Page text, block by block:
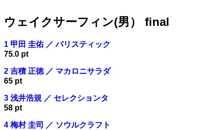
ウェイクサーフィン(男） final
1 甲田 圭佑 ／ バリスティック
75.0 pt
2 吉積 正徳 ／ マカロニサラダ
65 pt
3 浅井浩規 ／ セレクションタ
58 pt
4 梅村 圭司 ／ ソウルクラフト